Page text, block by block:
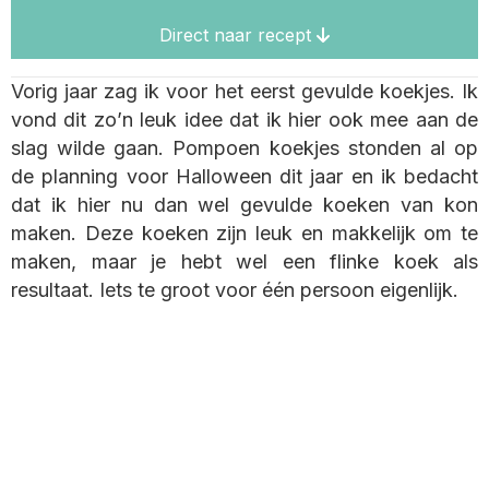
Direct naar recept
Vorig jaar zag ik voor het eerst gevulde koekjes. Ik
vond dit zo’n leuk idee dat ik hier ook mee aan de
slag wilde gaan. Pompoen koekjes stonden al op
de planning voor Halloween dit jaar en ik bedacht
dat ik hier nu dan wel gevulde koeken van kon
maken. Deze koeken zijn leuk en makkelijk om te
maken, maar je hebt wel een flinke koek als
resultaat. Iets te groot voor één persoon eigenlijk.